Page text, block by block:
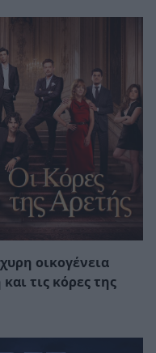
οικογένεια
τις κόρες της